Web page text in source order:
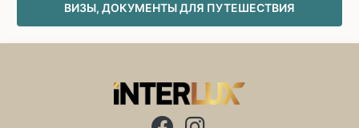
ВИЗЫ, ДОКУМЕНТЫ ДЛЯ ПУТЕШЕСТВИЯ